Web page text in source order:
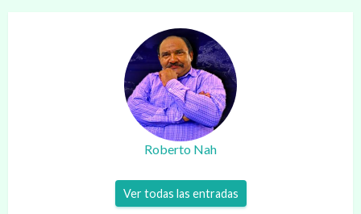
Roberto Nah
Ver todas las entradas